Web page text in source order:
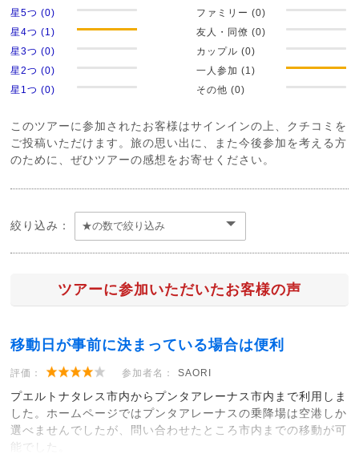
星5つ (0)
星4つ (1)
星3つ (0)
星2つ (0)
星1つ (0)
ファミリー (0)
友人・同僚 (0)
カップル (0)
一人参加 (1)
その他 (0)
このツアーに参加されたお客様はサインインの上、クチコミを
ご投稿いただけます。旅の思い出に、また今後参加を考える方
のために、ぜひツアーの感想をお寄せください。
絞り込み：
ツアーに参加いただいたお客様の声
移動日が事前に決まっている場合は便利
評価： 参加者名： SAORI
プエルトナタレス市内からプンタアレーナス市内まで利用しま
した。ホームページではプンタアレーナスの乗降場は空港しか
選べませんでしたが、問い合わせたところ市内までの移動が可
能でした。